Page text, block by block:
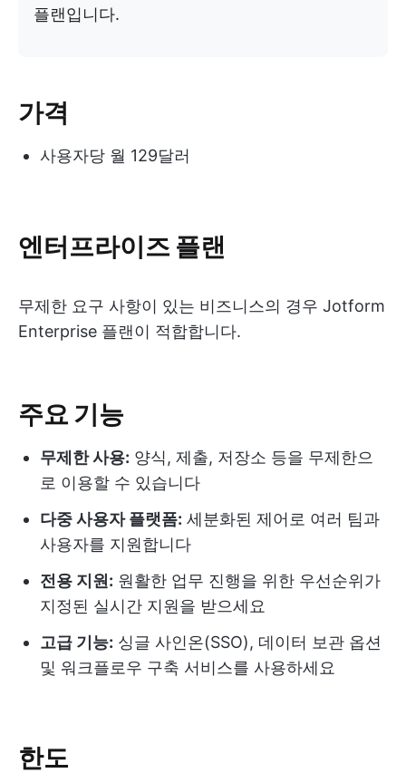
플랜입니다.
가격
사용자당 월 129달러
엔터프라이즈 플랜
무제한 요구 사항이 있는 비즈니스의 경우 Jotform
Enterprise 플랜이 적합합니다.
주요 기능
무제한 사용: 양식, 제출, 저장소 등을 무제한으
로 이용할 수 있습니다
다중 사용자 플랫폼: 세분화된 제어로 여러 팀과
사용자를 지원합니다
전용 지원: 원활한 업무 진행을 위한 우선순위가
지정된 실시간 지원을 받으세요
고급 기능: 싱글 사인온(SSO), 데이터 보관 옵션
및 워크플로우 구축 서비스를 사용하세요
한도